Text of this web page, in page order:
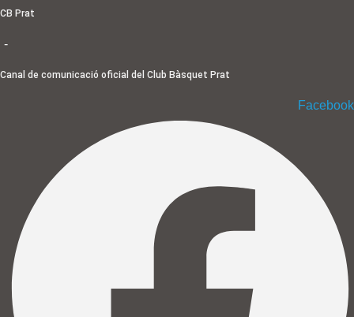
Ir
contenido
CB Prat
-
Canal de comunicació oficial del Club Bàsquet Prat
Facebook